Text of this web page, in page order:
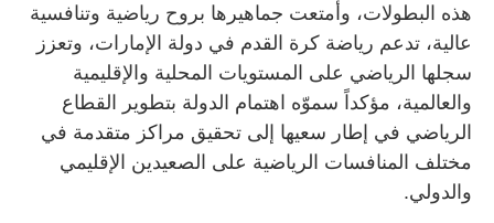
هذه البطولات، وأمتعت جماهيرها بروح رياضية وتنافسية
عالية، تدعم رياضة كرة القدم في دولة الإمارات، وتعزز
سجلها الرياضي على المستويات المحلية والإقليمية
والعالمية، مؤكداً سموّه اهتمام الدولة بتطوير القطاع
الرياضي في إطار سعيها إلى تحقيق مراكز متقدمة في
مختلف المنافسات الرياضية على الصعيدين الإقليمي
والدولي.